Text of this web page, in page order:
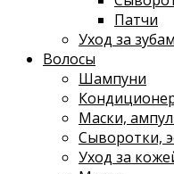
Патчи
Уход за
Волосы
Шампуни
Маски,
Сыворотки,
Уход за